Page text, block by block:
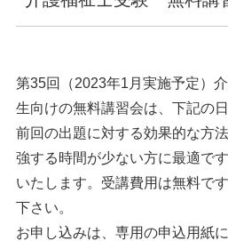
第35回（2023年1月実施予定）
生向けの無料講習会は、下記の
前回の出題に対する効果的な方
強する時間が少ない方に最適で
いたします。受講費用は無料で
下さい。
お申し込みは、専用の申込用紙